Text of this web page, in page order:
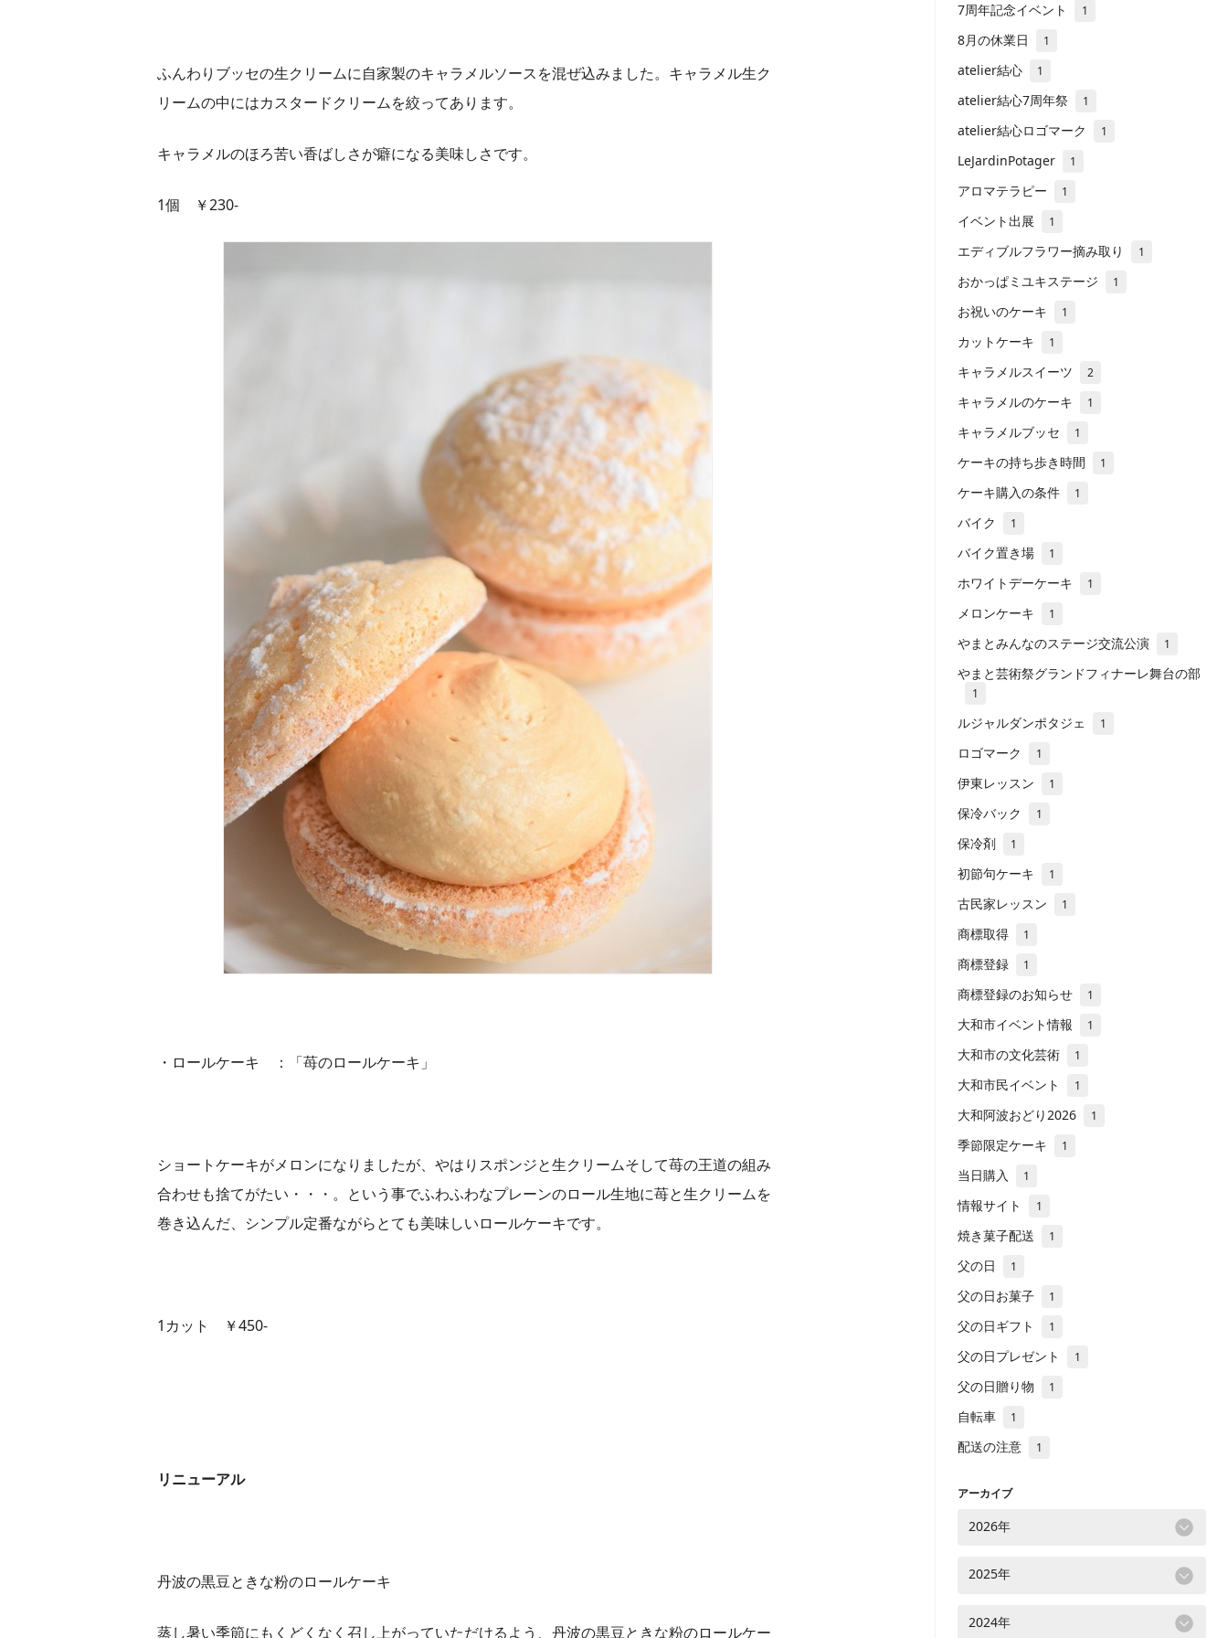
ふんわりブッセの生クリームに自家製のキャラメルソースを混ぜ込みました。キャラメル生ク
リームの中にはカスタードクリームを絞ってあります。
キャラメルのほろ苦い香ばしさが癖になる美味しさです。
1個 ￥230-
・ロールケーキ ：「苺のロールケーキ」
ショートケーキがメロンになりましたが、やはりスポンジと生クリームそして苺の王道の組み
合わせも捨てがたい・・・。 という事でふわふわなプレーンのロール生地に苺と生クリームを
巻き込んだ、 シンプル定番ながらとても美味しいロールケーキです。
1カット ￥450-
リニューアル
丹波の黒豆ときな粉のロールケーキ
蒸し暑い季節にもくどくなく召し上がっていただけるよう、 丹波の黒豆ときな粉のロールケー
7周年記念イベント 1
8月の休業日 1
atelier結心 1
atelier結心7周年祭 1
atelier結心ロゴマーク 1
LeJardinPotager 1
アロマテラピー 1
イベント出展 1
エディブルフラワー摘み取り 1
おかっぱミユキステージ 1
お祝いのケーキ 1
カットケーキ 1
キャラメルスイーツ 2
キャラメルのケーキ 1
キャラメルブッセ 1
ケーキの持ち歩き時間 1
ケーキ購入の条件 1
バイク 1
バイク置き場 1
ホワイトデーケーキ 1
メロンケーキ 1
やまとみんなのステージ交流公演 1
やまと芸術祭グランドフィナーレ舞台の部
1
ルジャルダンポタジェ 1
ロゴマーク 1
伊東レッスン 1
保冷バック 1
保冷剤 1
初節句ケーキ 1
古民家レッスン 1
商標取得 1
商標登録 1
商標登録のお知らせ 1
大和市イベント情報 1
大和市の文化芸術 1
大和市民イベント 1
大和阿波おどり2026 1
季節限定ケーキ 1
当日購入 1
情報サイト 1
焼き菓子配送 1
父の日 1
父の日お菓子 1
父の日ギフト 1
父の日プレゼント 1
父の日贈り物 1
自転車 1
配送の注意 1
アーカイブ
2026年
2025年
2024年